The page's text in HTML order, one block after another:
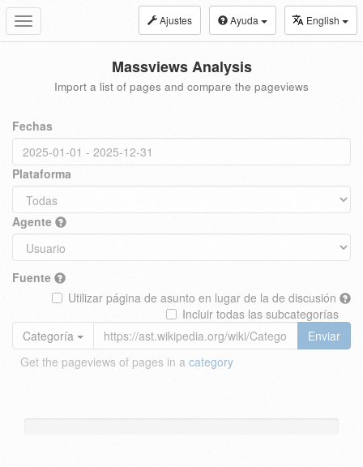
Toggle
navigation
Ajustes Ayuda English
Massviews Analysis
Import a list of pages and compare the pageviews
Fechas
Plataforma
Agente
Fuente
Utilizar página de asunto en lugar de la de discusión
Incluir todas las subcategorías
Categoría
Enviar
Get the pageviews of pages in a category